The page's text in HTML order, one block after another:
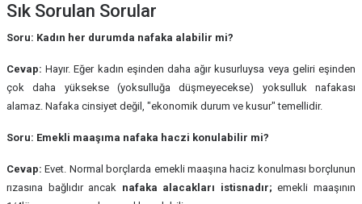
Sık Sorulan Sorular
Soru: Kadın her durumda nafaka alabilir mi?
Cevap: Hayır. Eğer kadın eşinden daha ağır kusurluysa veya geliri eşinden
çok daha yüksekse (yoksulluğa düşmeyecekse) yoksulluk nafakası
alamaz. Nafaka cinsiyet değil, "ekonomik durum ve kusur" temellidir.
Soru: Emekli maaşıma nafaka haczi konulabilir mi?
Cevap: Evet. Normal borçlarda emekli maaşına haciz konulması borçlunun
rızasına bağlıdır ancak nafaka alacakları istisnadır; emekli maaşının